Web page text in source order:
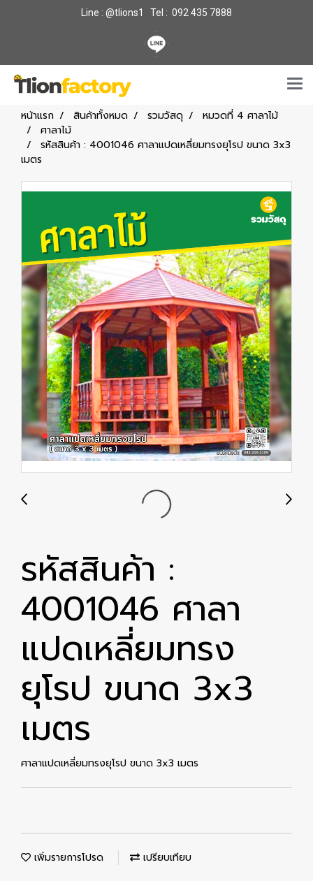
Line : @tlions1 Tel : 092 435 7888
หน้าแรก สินค้าทั้งหมด รวมวัสดุ
หมวดที่ 4 ศาลาไม้
ศาลาไม้
รหัสสินค้า : 4001046 ศาลาแปดเหลี่ยมทรงยุโรป ขนาด 3x3
เมตร
รหัสสินค้า :
4001046 ศาลา
แปดเหลี่ยมทรง
ยุโรป ขนาด 3x3
เมตร
ศาลาแปดเหลี่ยมทรงยุโรป ขนาด 3x3 เมตร
เพิ่มรายการโปรด เปรียบเทียบ